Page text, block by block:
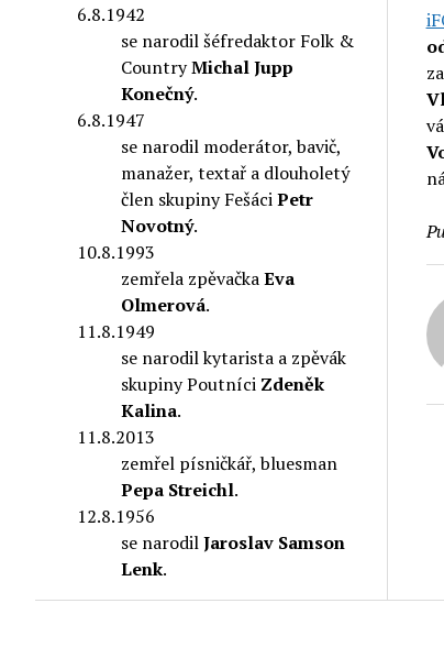
6.8.1942
se narodil šéfredaktor Folk &
CountryMichal Jupp
Konečný.
6.8.1947
se narodil moderátor, bavič,
manažer, textař a dlouholetý
člen skupiny FešáciPetr
Novotný.
10.8.1993
zemřela zpěvačkaEva
Olmerová.
11.8.1949
se narodil kytarista a zpěvák
skupiny Poutníci Zdeněk
Kalina.
11.8.2013
zemřel písničkář, bluesman
Pepa Streichl.
12.8.1956
se narodilJaroslav Samson
Lenk.